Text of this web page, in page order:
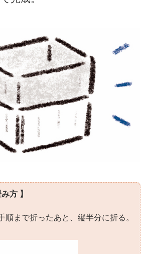
方 】
順まで折ったあと、縦半分に折る。